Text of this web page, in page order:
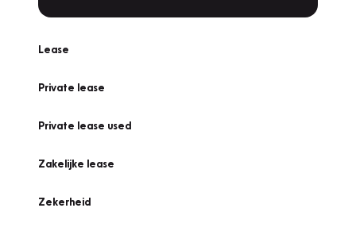
Lease
Private lease
Private lease used
Zakelijke lease
Zekerheid